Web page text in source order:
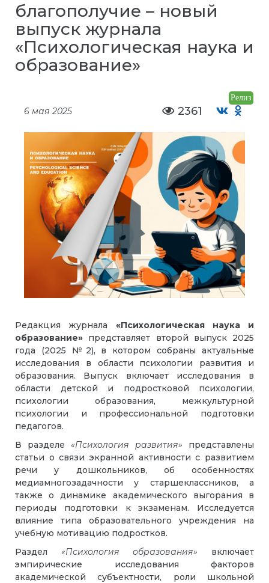
благополучие – новый
выпуск журнала
«Психологическая наука и
образование»
Релиз
6 мая 2025 2361
Редакция журнала «Психологическая наука и
образование» представляет второй выпуск 2025
года (2025 №2), в котором собраны актуальные
исследования в области психологии развития и
образования. Выпуск включает исследования в
области детской и подростковой психологии,
психологии образования, межкультурной
психологии и профессиональной подготовки
педагогов.
В разделе «Психология развития» представлены
статьи о связи экранной активности с развитием
речи у дошкольников, об особенностях
медиамногозадачности у старшеклассников, а
также о динамике академического выгорания в
периоды подготовки к экзаменам. Исследуется
влияние типа образовательного учреждения на
учебную мотивацию подростков.
Раздел «Психология образования» включает
эмпирические исследования факторов
академической субъектности, роли школьной